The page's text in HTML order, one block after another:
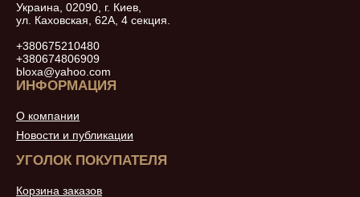
Украина, 02090, г. Киев,
ул. Каховская, 62А, 4 секция.
+380675210480
+380674806909
bloxa@yahoo.com
ИНФОРМАЦИЯ
О компании
Новости и публикации
УГОЛОК ПОКУПАТЕЛЯ
Корзина заказов